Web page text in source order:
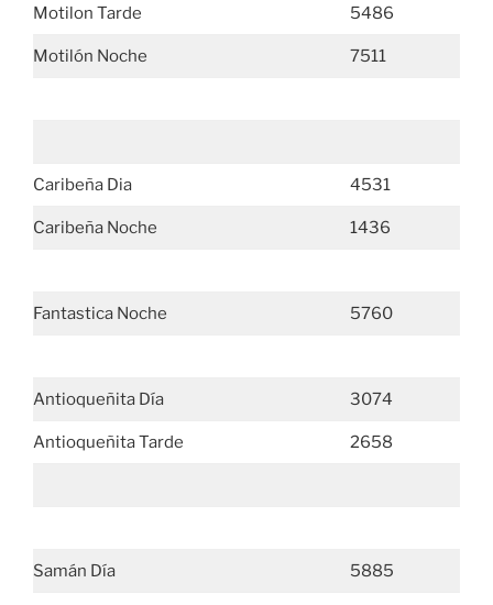
Motilon Tarde 5486
Motilón Noche 7511
Caribeña Dia 4531
Caribeña Noche 1436
Fantastica Noche 5760
Antioqueñita Día 3074
Antioqueñita Tarde 2658
Samán Día 5885